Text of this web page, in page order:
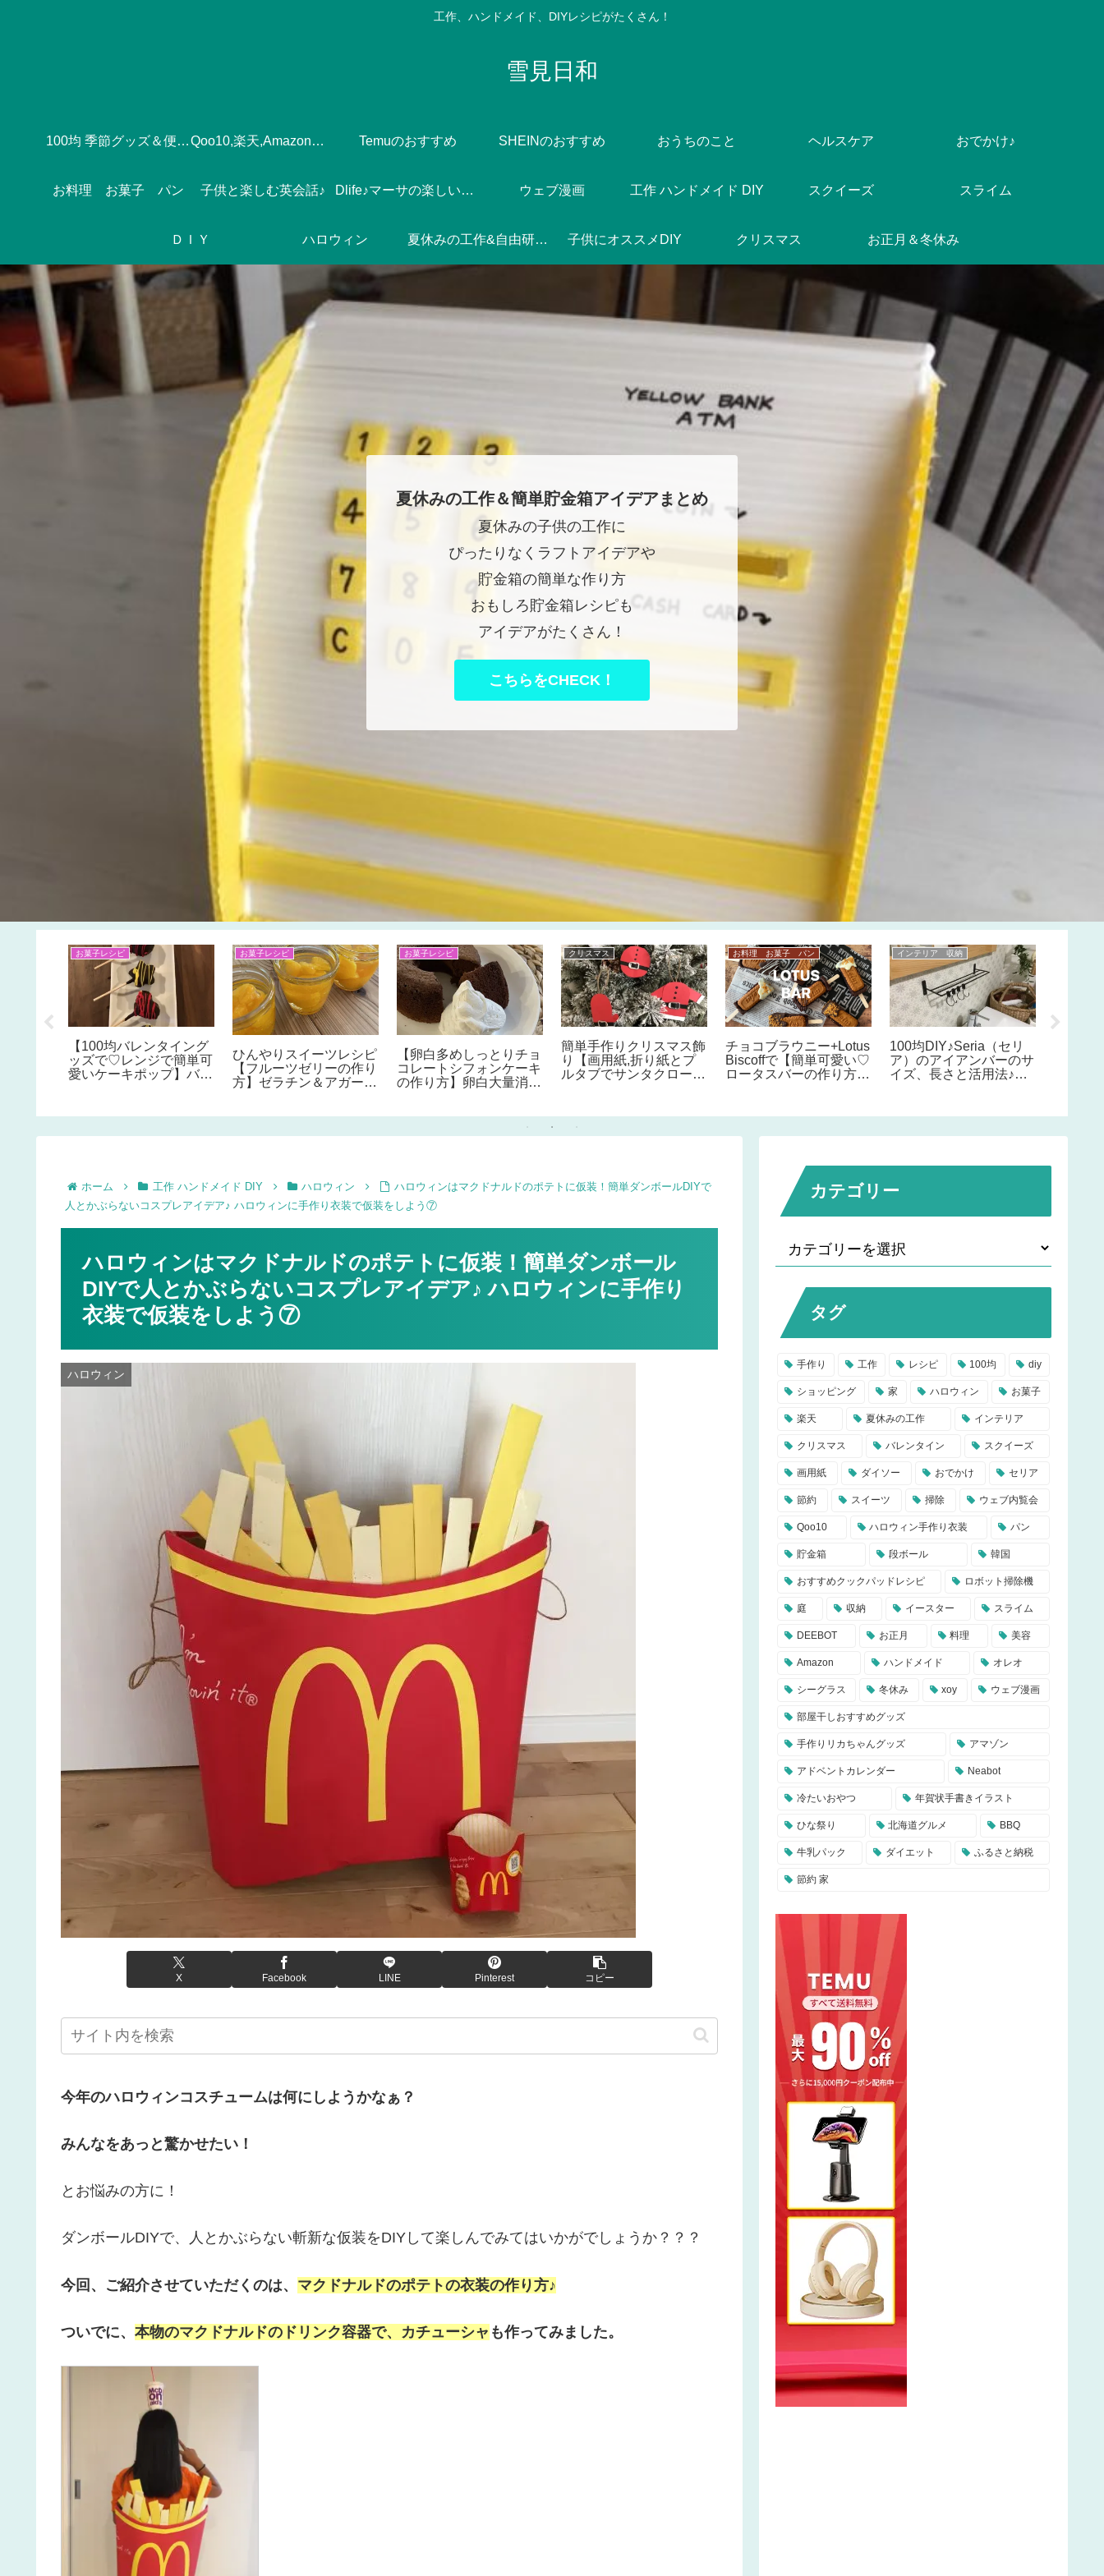
工作、ハンドメイド、DIYレシピがたくさん！
雪見日和
100均 季節グッズ＆便利グッズ Qoo10,楽天,Amazonのおすすめ♪ Temuのおすすめ SHEINのおすすめ おうちのこと ヘルスケア おでかけ♪
お料理 お菓子 パン 子供と楽しむ英会話♪ Dlife♪マーサの楽しい焼き菓子づくり ウェブ漫画 工作 ハンドメイド DIY スクイーズ スライム
ＤＩＹ ハロウィン 夏休みの工作&自由研究♪ 子供にオススメDIY クリスマス お正月＆冬休み
夏休みの工作＆簡単貯金箱アイデアまとめ
夏休みの子供の工作に
ぴったりなくラフトアイデアや
貯金箱の簡単な作り方
おもしろ貯金箱レシピも
アイデアがたくさん！
こちらをCHECK！
お菓子レシピ
【100均バレンタイング
ッズで♡レンジで簡単可
愛いケーキポップ】バレ
ーキミックスで子供と作
お菓子レシピ
ひんやりスイーツレシピ
【フルーツゼリーの作り
方】ゼラチン＆アガーど
お菓子レシピ
【卵白多めしっとりチョ
コレートシフォンケーキ
の作り方】卵白大量消費
クリスマス
簡単手作りクリスマス飾
り【画用紙,折り紙とプ
ルタブでサンタクロース
クリスマス工作♪
お料理 お菓子 パン
チョコブラウニー+Lotus
Biscoffで【簡単可愛い♡
ロータスバーの作り方】
ィ型でインスタ映え♡
インテリア 収納
100均DIY♪Seria（セリ
ア）のアイアンバーのサ
イズ、長さと活用法♪ペ
皿や歯ブラシの収納にも
ンモッ
ホーム 工作 ハンドメイド DIY ハロウィン
ハロウィンはマクドナルドのポテトに仮装！簡単ダンボールDIYで
人とかぶらないコスプレアイデア♪ ハロウィンに手作り衣装で仮装をしよう⑦
ハロウィンはマクドナルドのポテトに仮装！簡単ダンボール
DIYで人とかぶらないコスプレアイデア♪ ハロウィンに手作り
衣装で仮装をしよう⑦
ハロウィン
X Facebook LINE Pinterest コピー
今年のハロウィンコスチュームは何にしようかなぁ？
みんなをあっと驚かせたい！
とお悩みの方に！
ダンボールDIYで、人とかぶらない斬新な仮装をDIYして楽しんでみてはいかがでしょうか？？？
今回、ご紹介させていただくのは、 マクドナルドのポテトの衣装の作り方♪
ついでに、 本物のマクドナルドのドリンク容器で、カチューシャ も作ってみました。
カテゴリー
タグ
手作り 工作 レシピ 100均 diy
ショッピング 家 ハロウィン お菓子
楽天 夏休みの工作 インテリア
クリスマス バレンタイン スクイーズ
画用紙 ダイソー おでかけ セリア
節約 スイーツ 掃除 ウェブ内覧会
Qoo10 ハロウィン手作り衣装 パン
貯金箱 段ボール 韓国
おすすめクックパッドレシピ ロボット掃除機
庭 収納 イースター スライム
DEEBOT お正月 料理 美容
Amazon ハンドメイド オレオ
シーグラス 冬休み xoy ウェブ漫画
部屋干しおすすめグッズ
手作りリカちゃんグッズ アマゾン
アドベントカレンダー Neabot
冷たいおやつ 年賀状手書きイラスト
ひな祭り 北海道グルメ BBQ
牛乳パック ダイエット ふるさと納税
節約 家